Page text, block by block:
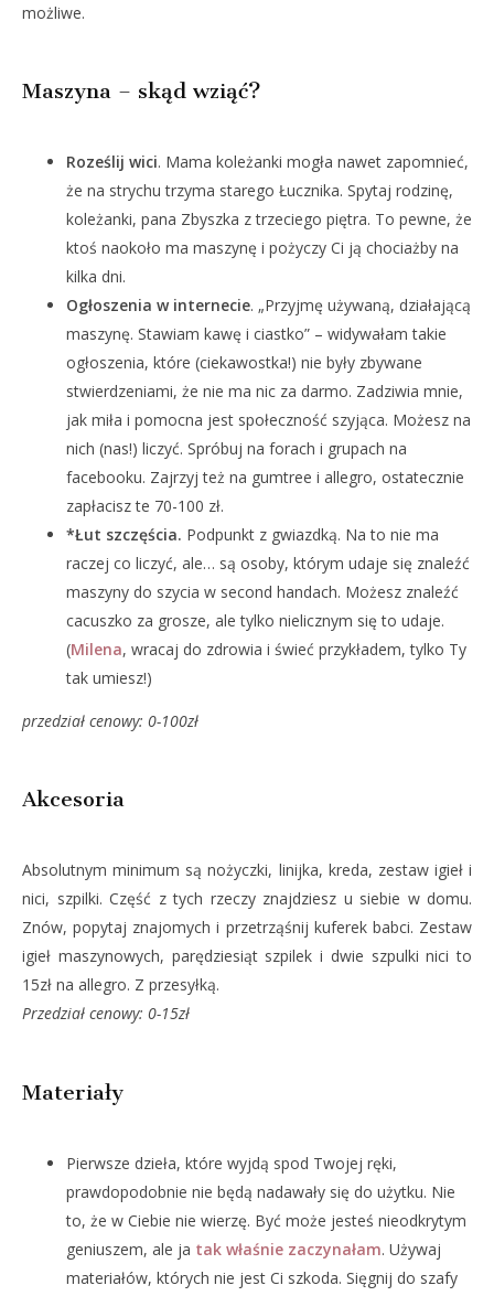
możliwe.
Maszyna – skąd wziąć?
Roześlij wici. Mama koleżanki mogła nawet zapomnieć,
że na strychu trzyma starego Łucznika. Spytaj rodzinę,
koleżanki, pana Zbyszka z trzeciego piętra. To pewne, że
ktoś naokoło ma maszynę i pożyczy Ci ją chociażby na
kilka dni.
Ogłoszenia w internecie. „Przyjmę używaną, działającą
maszynę. Stawiam kawę i ciastko” – widywałam takie
ogłoszenia, które (ciekawostka!) nie były zbywane
stwierdzeniami, że nie ma nic za darmo. Zadziwia mnie,
jak miła i pomocna jest społeczność szyjąca. Możesz na
nich (nas!) liczyć. Spróbuj na forach i grupach na
facebooku. Zajrzyj też na gumtree i allegro, ostatecznie
zapłacisz te 70-100 zł.
*Łut szczęścia. Podpunkt z gwiazdką. Na to nie ma
raczej co liczyć, ale… są osoby, którym udaje się znaleźć
maszyny do szycia w second handach. Możesz znaleźć
cacuszko za grosze, ale tylko nielicznym się to udaje.
(Milena, wracaj do zdrowia i świeć przykładem, tylko Ty
tak umiesz!)
przedział cenowy: 0-100zł
Akcesoria
Absolutnym minimum są nożyczki, linijka, kreda, zestaw igieł i
nici, szpilki. Część z tych rzeczy znajdziesz u siebie w domu.
Znów, popytaj znajomych i przetrząśnij kuferek babci. Zestaw
igieł maszynowych, parędziesiąt szpilek i dwie szpulki nici to
15zł na allegro. Z przesyłką.
Przedział cenowy: 0-15zł
Materiały
Pierwsze dzieła, które wyjdą spod Twojej ręki,
prawdopodobnie nie będą nadawały się do użytku. Nie
to, że w Ciebie nie wierzę. Być może jesteś nieodkrytym
geniuszem, ale ja tak właśnie zaczynałam. Używaj
materiałów, których nie jest Ci szkoda. Sięgnij do szafy